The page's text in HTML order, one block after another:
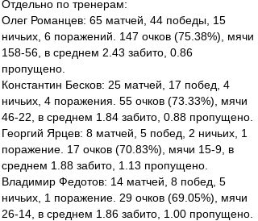
Отдельно по тренерам:
Олег Романцев: 65 матчей, 44 победы, 15
ничьих, 6 поражений. 147 очков (75.38%), мячи
158-56, в среднем 2.43 забито, 0.86
пропущено.
Константин Бесков: 25 матчей, 17 побед, 4
ничьих, 4 поражения. 55 очков (73.33%), мячи
46-22, в среднем 1.84 забито, 0.88 пропущено.
Георгий Ярцев: 8 матчей, 5 побед, 2 ничьих, 1
поражение. 17 очков (70.83%), мячи 15-9, в
среднем 1.88 забито, 1.13 пропущено.
Владимир Федотов: 14 матчей, 8 побед, 5
ничьих, 1 поражение. 29 очков (69.05%), мячи
26-14, в среднем 1.86 забито, 1.00 пропущено.